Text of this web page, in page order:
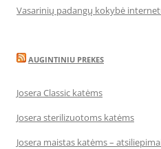
Vasarinių padangų kokybė
AUGINTINIU PREKES
Josera Classic katėms
Josera sterilizuotoms katėms
Josera maistas katėms –